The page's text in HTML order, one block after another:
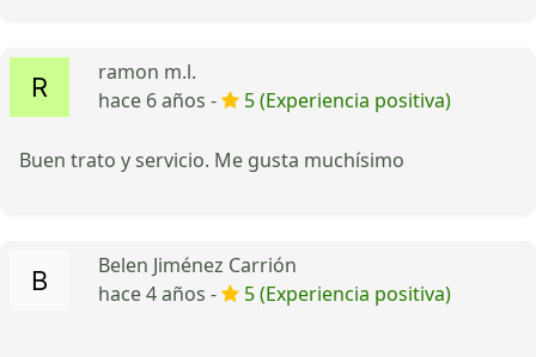
ramon m.l.
hace 6 años -
5 (Experiencia positiva)
Buen trato y servicio. Me gusta muchísimo
Belen Jiménez Carrión
hace 4 años -
5 (Experiencia positiva)